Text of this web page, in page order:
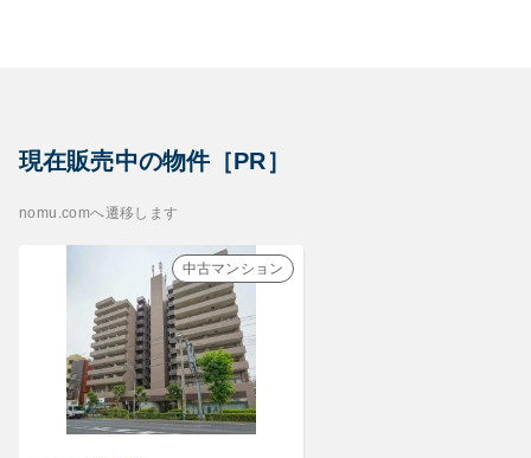
現在販売中の物件［PR］
nomu.comへ遷移します
中古マンション